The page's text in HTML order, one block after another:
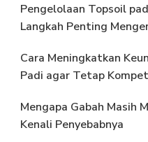
Pengelolaan Topsoil
Langkah Penting
Cara Meningkatkan
Padi agar Tetap
Mengapa Gabah Masih
Kenali Penyebabnya